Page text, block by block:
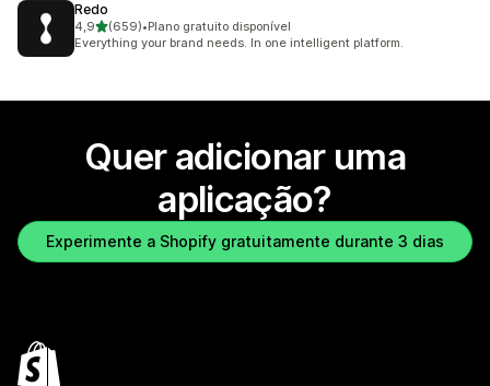
Redo
4,9de 5 estrelas
(659)
659 total de avaliações
•Plano gratuito disponível
Everything your brand needs. In one intelligent platform.
Quer adicionar uma
aplicação?
Experimente a Shopify gratuitamente durante 3 dias